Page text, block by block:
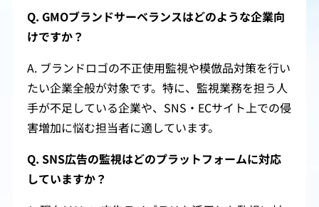
Q. GMOブランドサーベランスはどのような企業向
けですか？
A. ブランドロゴの不正使用監視や模倣品対策を行い
たい企業全般が対象です。特に、監視業務を担う人
手が不足している企業や、SNS・ECサイト上での侵
害増加に悩む担当者に適しています。
Q. SNS広告の監視はどのプラットフォームに対応
していますか？